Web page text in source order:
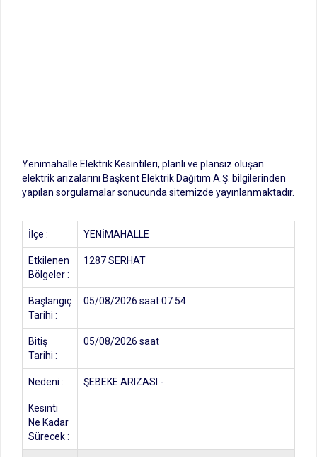
Yenimahalle Elektrik Kesintileri, planlı ve plansız oluşan
elektrik arızalarını Başkent Elektrik Dağıtım A.Ş. bilgilerinden
yapılan sorgulamalar sonucunda sitemizde yayınlanmaktadır.
İlçe : YENİMAHALLE
Etkilenen
Bölgeler :
1287 SERHAT
Başlangıç
Tarihi :
05/08/2026 saat 07:54
Bitiş
Tarihi :
05/08/2026 saat
Nedeni : ŞEBEKE ARIZASI -
Kesinti
Ne Kadar
Sürecek :